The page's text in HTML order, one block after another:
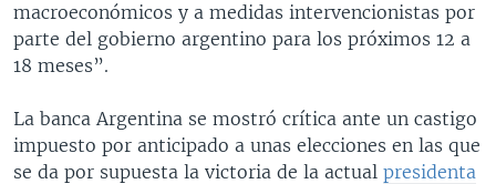
DEPORTIVO INTERNACIONAL
NOTA ECONÓMICA
Idiomas
macroeconómicos y a medidas intervencionistas por
parte del gobierno argentino para los próximos 12 a
18 meses”.
La banca Argentina se mostró crítica ante un castigo
impuesto por anticipado a unas elecciones en las que
se da por supuesta la victoria de la actual presidenta